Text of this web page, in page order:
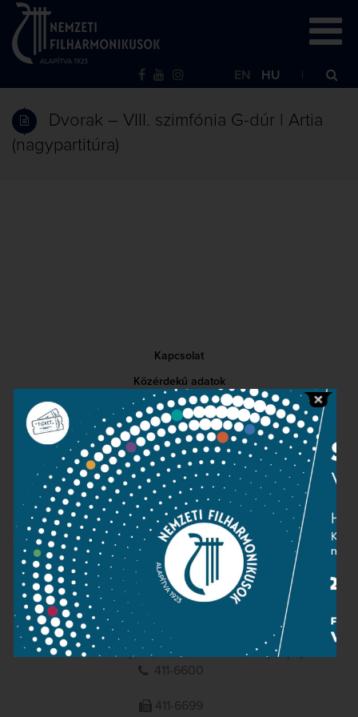
EN HU
Dvorak – VIII. szimfónia G-dúr | Artia
(nagypartitúra)
Kapcsolat
Közérdekű adatok
Sajtószoba
Adatvédelem
Impresszum
NEMZETI
FILHARMONIKUSOK
1095 Budapest, Komor Marcell u. 1. (Müpa)
411-6600
411-6699